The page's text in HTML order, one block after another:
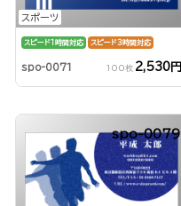
スポーツ
スピード1時間対応 スピード3時間対応
spo-0071 100枚 2,530円
spo-0079